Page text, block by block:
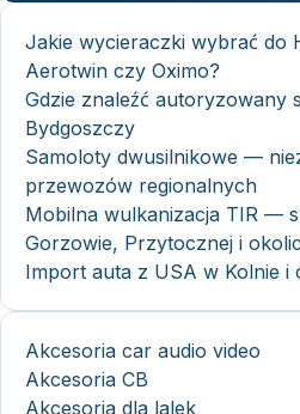
Jakie wycieraczki wybrać do
Aerotwin czy Oximo?
Gdzie znaleźć autoryzowany
Bydgoszczy
Samoloty dwusilnikowe —
przewozów regionalnych
Mobilna wulkanizacja TIR —
Gorzowie, Przytocznej i
Import auta z USA w Kolnie i
Akcesoria car audio video
Akcesoria CB
Akcesoria dla lalek